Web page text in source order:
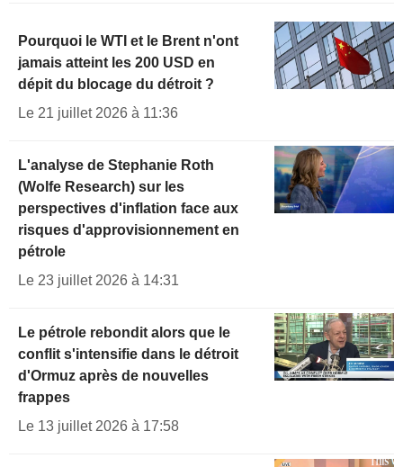
Pourquoi le WTI et le Brent n'ont
jamais atteint les 200 USD en
dépit du blocage du détroit ?
Le 21 juillet 2026 à 11:36
L'analyse de Stephanie Roth
(Wolfe Research) sur les
perspectives d'inflation face aux
risques d'approvisionnement en
pétrole
Le 23 juillet 2026 à 14:31
Le pétrole rebondit alors que le
conflit s'intensifie dans le détroit
d'Ormuz après de nouvelles
frappes
Le 13 juillet 2026 à 17:58